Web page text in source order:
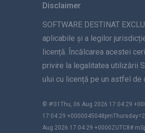
Disclaimer
SOFTWARE DESTINAT
aplicabile și a legilor
licență. Încălcarea acestei
privire la legalitatea utilizării
ului cu licență pe un astfel
© #!31Thu, 06 Aug 2026 17:04:29
17:04:29
Aug 2026 17:04:29 +0000ZUTC8#